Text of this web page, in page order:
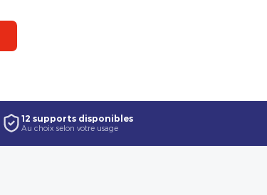
12 supports disponibles
Au choix selon votre usage